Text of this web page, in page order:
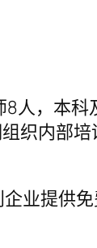
人，本
织内部
业提供